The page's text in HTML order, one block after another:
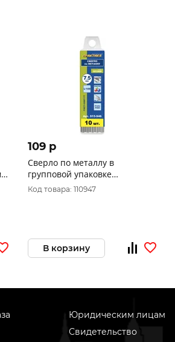
109 p
Сверло по металлу в
групповой упаковке
ПРАКТИКА 7,5 x 109 мм (10 шт)
пластиковая коробка 915-946
Код товара: 110947
В корзину
Юридическим лицам
Свидетельство